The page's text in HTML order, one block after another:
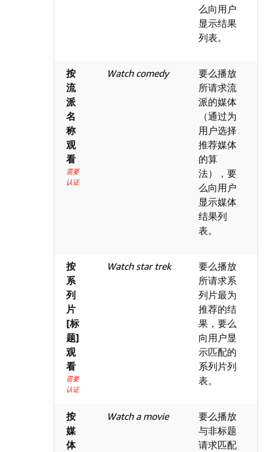
么向用户
显示结果
列表。
按
流
派
名
称
观
看
需要
认证
Watch comedy
要么播放
所请求流
派的媒体
（通过为
用户选择
推荐媒体
的算
法），要
么向用户
显示媒体
结果列
表。
按
系
列
片
[标
题]
观
看
需要
认证
Watch star trek
要么播放
所请求系
列片最为
推荐的结
果，要么
向用户显
示匹配的
系列片列
表。
按
媒
体
Watch a movie
要么播放
与非标题
请求匹配